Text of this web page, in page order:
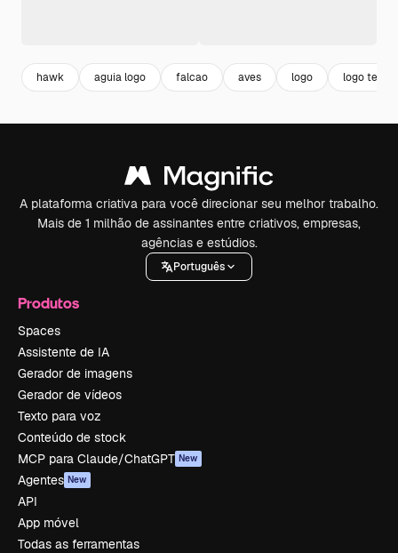
hawk aguia logo falcao aves logo logo
A plataforma criativa para você direcionar seu melhor trabalho.
Mais de 1 milhão de assinantes entre criativos, empresas,
agências e estúdios.
Português
Produtos
Spaces
Assistente de IA
Gerador de imagens
Gerador de vídeos
Texto para voz
Conteúdo de stock
MCP para Claude/ChatGPT New
Agentes New
API
App móvel
Todas as ferramentas